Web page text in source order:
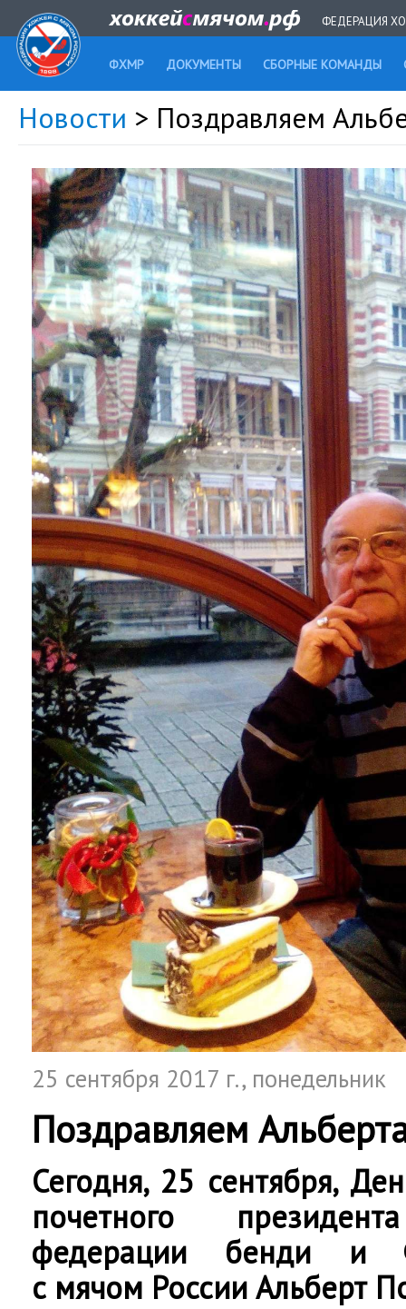
ФЕДЕРАЦИЯ
ФХМР ДОКУМЕНТЫ СБОРНЫЕ КОМАНДЫ
Новости > Поздравляем
25 сентября 2017 г., понедельник
Поздравляем
Сегодня, 25 сентября,
почетного
федерации бенди и
с мячом России Альберт